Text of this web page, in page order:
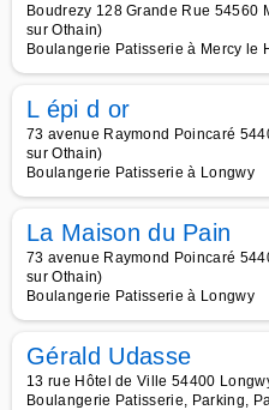
Boudrezy 128 Grande Rue 54560
sur Othain)
Boulangerie Patisserie à Mercy le
L épi d or
73 avenue Raymond Poincaré
sur Othain)
Boulangerie Patisserie à Longwy
La Maison du Pain
73 avenue Raymond Poincaré
sur Othain)
Boulangerie Patisserie à Longwy
Gérald Udasse
13 rue Hôtel de Ville 54400
Boulangerie Patisserie, Parking,